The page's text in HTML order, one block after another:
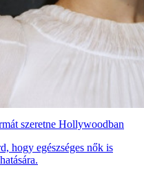
szeretne Hollywoodban
hogy egészséges nők is